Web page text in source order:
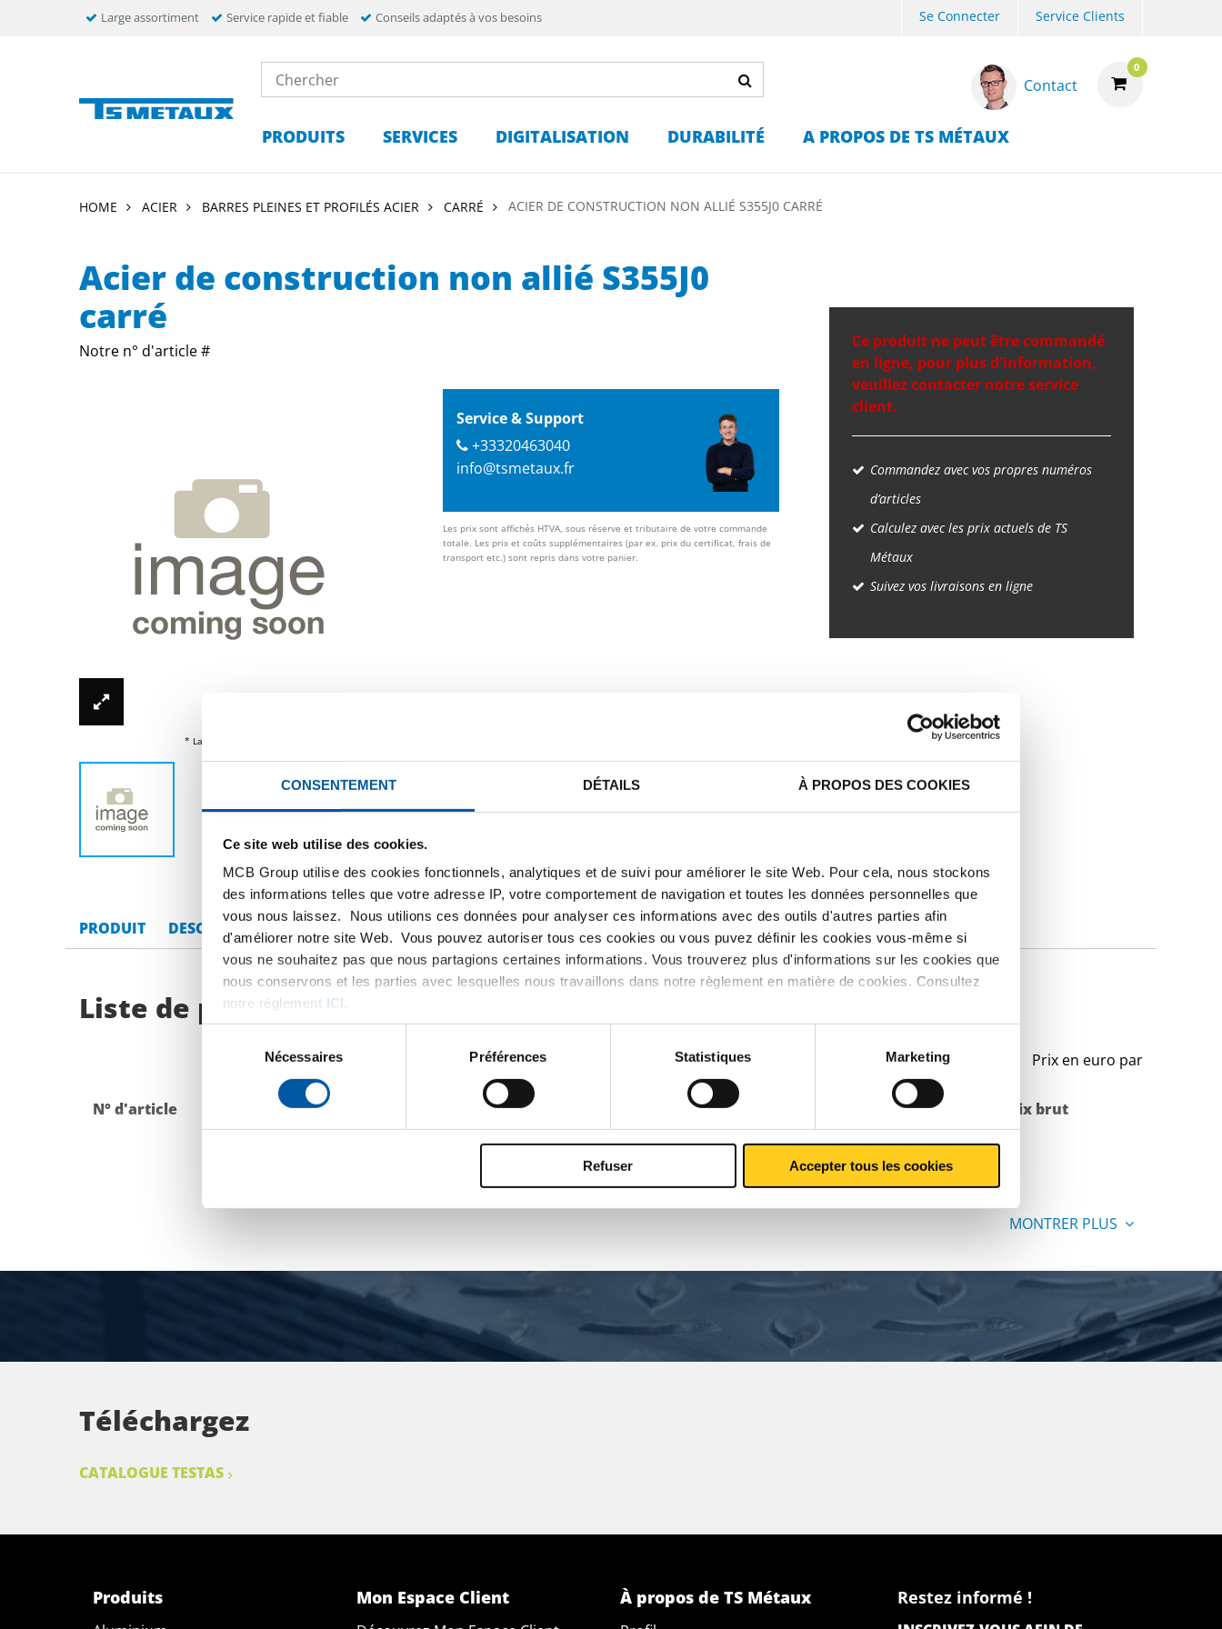
CONSENTEMENT DÉTAILS À PROPOS DES COOKIES
Ce site web utilise des cookies.
MCB Group utilise des cookies fonctionnels, analytiques et de suivi pour améliorer le site Web. Pour cela, nous stockons
des informations telles que votre adresse IP, votre comportement de navigation et toutes les données personnelles que
vous nous laissez. Nous utilions ces données pour analyser ces informations avec des outils d'autres parties afin
d'améliorer notre site Web. Vous pouvez autoriser tous ces cookies ou vous puvez définir les cookies vous-même si
vous ne souhaitez pas que nous partagions certaines informations. Vous trouverez plus d'informations sur les cookies que
nous conservons et les parties avec lesquelles nous travaillons dans notre règlement en matière de cookies. Consultez
notre règlement ICI
consentement
Nécessaires Préférences Statistiques Marketing
Refuser Accepter tous les cookies
Large assortiment Service rapide et fiable Conseils adaptés à vos besoins Se Connecter Service Clients
0
Contact
PRODUITS SERVICES DIGITALISATION DURABILITÉ A PROPOS DE TS MÉTAUX
HOME ACIER BARRES PLEINES ET PROFILÉS ACIER CARRÉ ACIER DE CONSTRUCTION NON ALLIÉ S355J0 CARRÉ
Acier de construction non allié S355J0
carré
Notre n° d'article #
* La photo du produit n'est peut-être pas actualisée.
Service & Support
+33320463040
info@tsmetaux.fr
Les prix sont affichés HTVA, sous réserve et tributaire de votre commande
totale. Les prix et coûts supplémentaires (par ex. prix du certificat, frais de
transport etc.) sont repris dans votre panier.
Ce produit ne peut être commandé
en ligne, pour plus d'information,
veuillez contacter notre service
client.
Commandez avec vos propres numéros
d’articles
Calculez avec les prix actuels de TS
Métaux
Suivez vos livraisons en ligne
PRODUIT DESCRIPTION DU PRODUIT LISTE DE PRIX BRUT TÉLÉCHARGEMENTS CARACTÉRISTIQUES
Liste de prix bruts: Acier de construction non allié S355J0 carré
Prix en euro par
N° d'article Description
Poids des pièces en
kg
Prix brut
MONTRER PLUS
Téléchargez
CATALOGUE TESTAS
Produits Mon Espace Client À propos de TS Métaux Restez informé !